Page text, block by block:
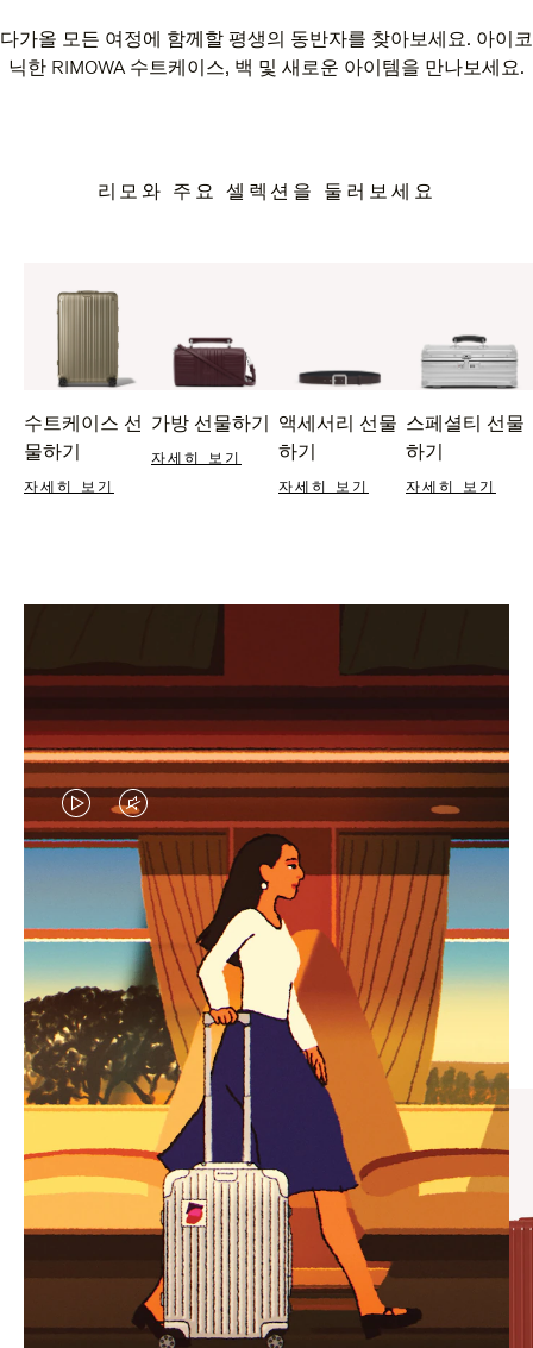
다가올 모든 여정에 함께할 평생의 동반자를 찾아보세요. 아이코
닉한 RIMOWA 수트케이스, 백 및 새로운 아이템을 만나보세요.
리모와 주요 셀렉션을 둘러보세요
수트케이스 선
물하기
자세히 보기
가방 선물하기
자세히 보기
액세서리 선물
하기
자세히 보기
스페셜티 선물
하기
자세히 보기
VIDEO
IS
PLAYED,
PLEASE
PRESS
TO
PAUSE
IT
VIDEO
IS
MUTED,
PLEASE
PRESS
TO
UNMUTE
IT
엄선된 기프트 셀렉션
모든 여정의 완벽한 동반자 찾
기